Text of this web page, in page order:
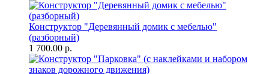
Конструктор "Деревянный домик с мебелью"
(разборный)
1 700.00 р.